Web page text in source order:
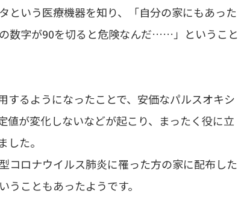
という医療機器を知り、「自分の家にもあった
数字が90を切ると危険なんだ……」ということ
するようになったことで、安価なパルスオキシ
値が変化しないなどが起こり、まったく役に立
た。
コロナウイルス肺炎に罹った方の家に配布した
こともあったようです。